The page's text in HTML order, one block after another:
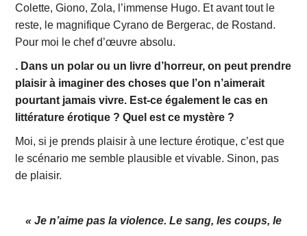
Colette, Giono, Zola, l’immense Hugo. Et avant tout le
reste, le magnifique Cyrano de Bergerac, de Rostand.
Pour moi le chef d’œuvre absolu.
. Dans un polar ou un livre d’horreur, on peut prendre
plaisir à imaginer des choses que l’on n’aimerait
pourtant jamais vivre. Est-ce également le cas en
littérature érotique ? Quel est ce mystère ?
Moi, si je prends plaisir à une lecture érotique, c’est que
le scénario me semble plausible et vivable. Sinon, pas
de plaisir.
« Je n’aime pas la violence. Le sang, les coups, le